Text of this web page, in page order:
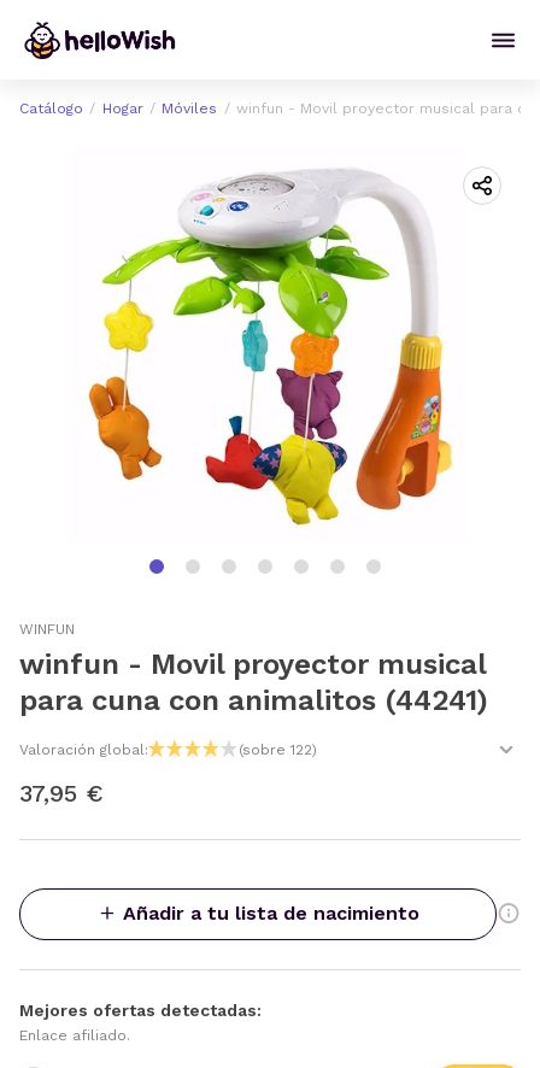
Catálogo Hogar Móviles winfun - Movil proyector musical para
WINFUN
winfun - Movil proyector musical
para cuna con animalitos (44241)
Valoración global: (sobre 122)
37,95 €
Añadir a tu lista de nacimiento
Mejores ofertas detectadas:
Enlace afiliado.